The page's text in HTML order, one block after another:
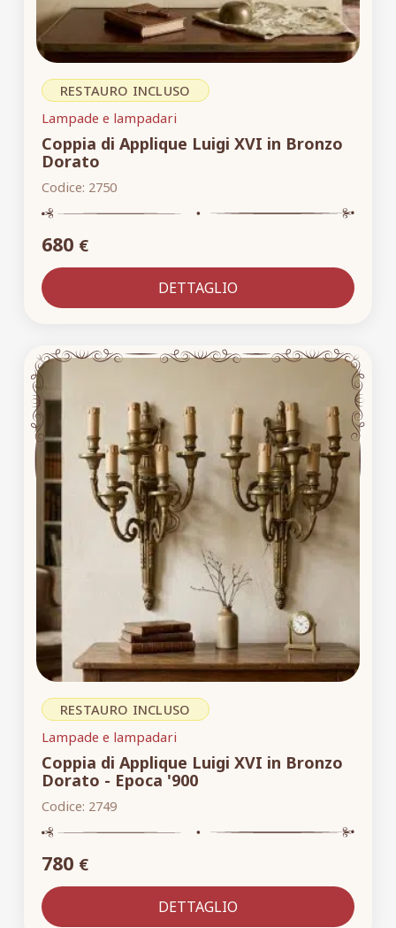
RESTAURO INCLUSO
Lampade e lampadari
Coppia di Applique Luigi XVI in Bronzo
Dorato
Codice: 2750
680 €
DETTAGLIO
RESTAURO INCLUSO
Lampade e lampadari
Coppia di Applique Luigi XVI in Bronzo
Dorato - Epoca '900
Codice: 2749
780 €
DETTAGLIO